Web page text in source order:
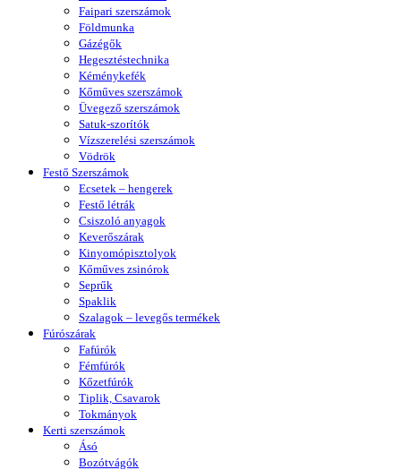
Faipari szerszámok
Földmunka
Gázégők
Hegesztéstechnika
Kéménykefék
Kőműves szerszámok
Üvegező szerszámok
Satuk-szorítók
Vízszerelési szerszámok
Vödrök
Festő Szerszámok
Ecsetek – hengerek
Festő létrák
Csiszoló anyagok
Keverőszárak
Kinyomópisztolyok
Kőműves zsinórok
Seprűk
Spaklik
Szalagok – levegős termékek
Fúrószárak
Fafúrók
Fémfúrók
Kőzetfúrók
Tiplik, Csavarok
Tokmányok
Kerti szerszámok
Ásó
Bozótvágók